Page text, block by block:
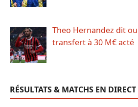
Theo Hernandez dit
transfert à 30 M€ acté
RÉSULTATS & MATCHS EN DIRECT